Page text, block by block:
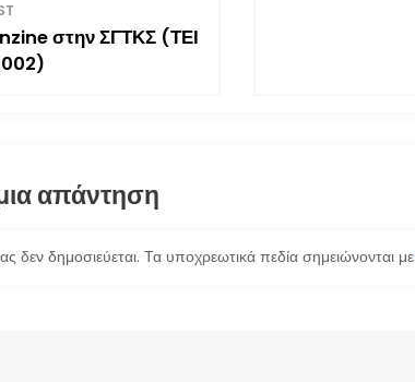
στην ΣΓΤΚΣ (ΤΕΙ
απάντηση
δεν δημοσιεύεται. Τα υποχρεωτικά πεδία σημειώνονται με